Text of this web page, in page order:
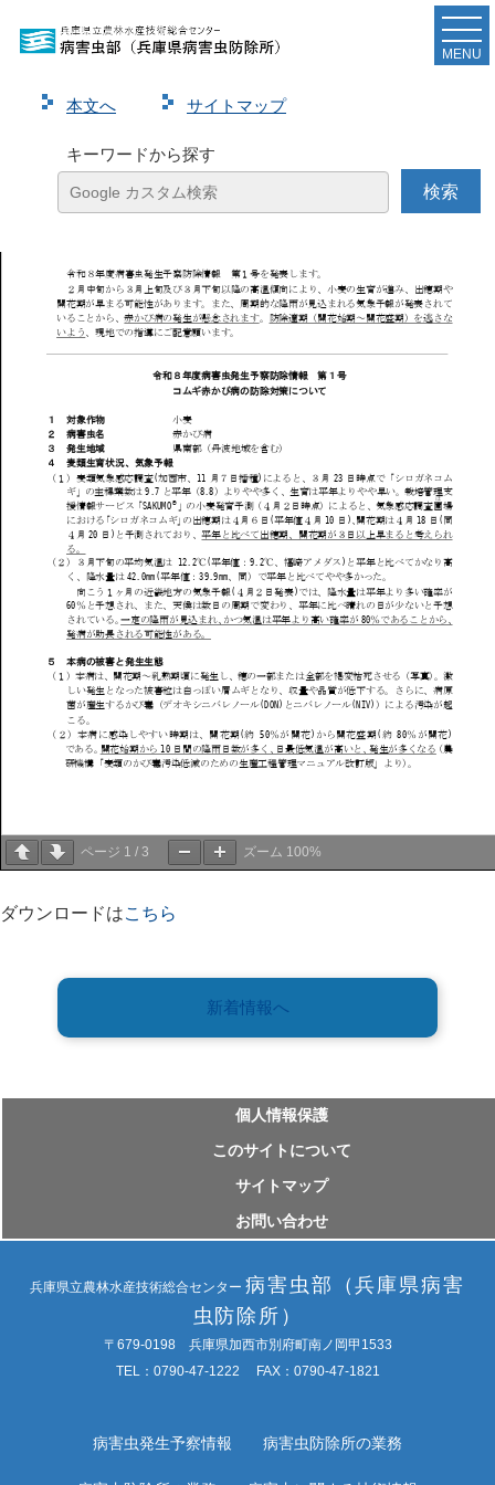
本⽂へ サイトマップ
キーワードから探す
MENU
令和８年度病害虫発生予察防除情報 第１号（コムギ
赤かび病の防除対策）を発表しました。
ページ ズーム
ページ 1 / 3 ズーム 100%
ダウンロードはこちら
新着情報へ
個⼈情報保護
このサイトについて
サイトマップ
お問い合わせ
兵庫県立農林水産技術総合センター病害虫部（兵庫県病害
虫防除所）
〒679-0198 兵庫県加西市別府町南ノ岡甲1533
TEL：0790-47-1222 FAX：0790-47-1821
病害虫発生予察情報 病害虫防除所の業務